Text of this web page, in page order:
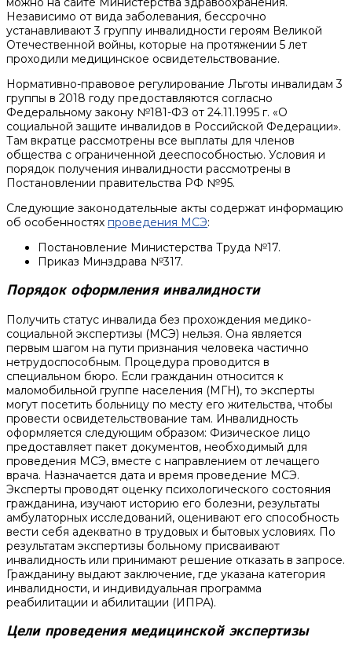
Независимо от вида заболевания, бессрочно
устанавливают 3 группу инвалидности героям Великой
Отечественной войны, которые на протяжении 5 лет
проходили медицинское освидетельствование.
Нормативно-правовое регулирование Льготы инвалидам 3
группы в 2018 году предоставляются согласно
Федеральному закону №181-ФЗ от 24.11.1995 г. «О
социальной защите инвалидов в Российской Федерации».
Там вкратце рассмотрены все выплаты для членов
общества с ограниченной дееспособностью. Условия и
порядок получения инвалидности рассмотрены в
Постановлении правительства РФ №95.
Следующие законодательные акты содержат информацию
об особенностях проведения МСЭ:
Постановление Министерства Труда №17.
Приказ Минздрава №317.
Порядок оформления инвалидности
Получить статус инвалида без прохождения медико-
социальной экспертизы (МСЭ) нельзя. Она является
первым шагом на пути признания человека частично
нетрудоспособным. Процедура проводится в
специальном бюро. Если гражданин относится к
маломобильной группе населения (МГН), то эксперты
могут посетить больницу по месту его жительства, чтобы
провести освидетельствование там. Инвалидность
оформляется следующим образом: Физическое лицо
предоставляет пакет документов, необходимый для
проведения МСЭ, вместе с направлением от лечащего
врача. Назначается дата и время проведение МСЭ.
Эксперты проводят оценку психологического состояния
гражданина, изучают историю его болезни, результаты
амбулаторных исследований, оценивают его способность
вести себя адекватно в трудовых и бытовых условиях. По
результатам экспертизы больному присваивают
инвалидность или принимают решение отказать в запросе.
Гражданину выдают заключение, где указана категория
инвалидности, и индивидуальная программа
реабилитации и абилитации (ИПРА).
Цели проведения медицинской экспертизы